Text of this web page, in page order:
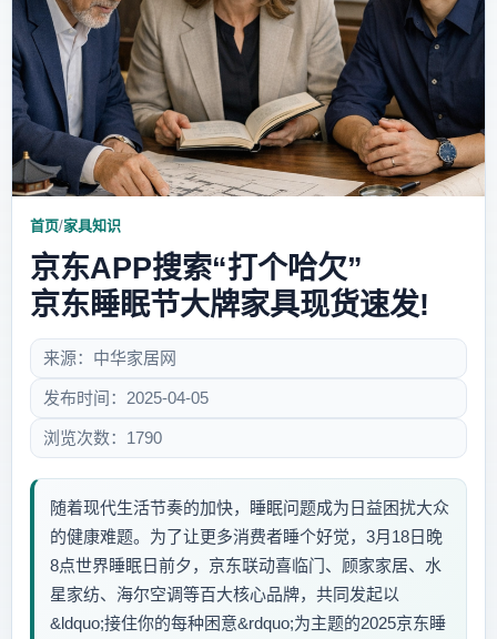
时尚饰家 装修设计
家具知识 家居文化
家装攻略 创意家居
首页/家具知识
京东APP搜索“打个哈欠”
京东睡眠节大牌家具现货速发!
来源：中华家居网
发布时间：2025-04-05
浏览次数：1790
随着现代生活节奏的加快，睡眠问题成为日益困扰大众
的健康难题。为了让更多消费者睡个好觉，3月18日晚
8点世界睡眠日前夕，京东联动喜临门、顾家家居、水
星家纺、海尔空调等百大核心品牌，共同发起以
&ldquo;接住你的每种困意&rdquo;为主题的2025京东睡